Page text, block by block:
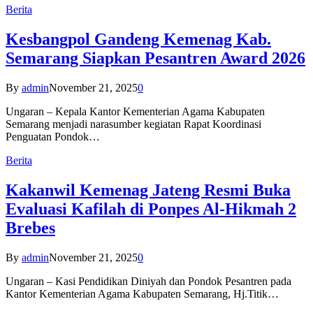
Berita
Kesbangpol Gandeng Kemenag Kab.
Semarang Siapkan Pesantren Award 2026
By adminNovember 21, 20250
Ungaran – Kepala Kantor Kementerian Agama Kabupaten
Semarang menjadi narasumber kegiatan Rapat Koordinasi
Penguatan Pondok…
Berita
Kakanwil Kemenag Jateng Resmi Buka
Evaluasi Kafilah di Ponpes Al-Hikmah 2
Brebes
By adminNovember 21, 20250
Ungaran – Kasi Pendidikan Diniyah dan Pondok Pesantren pada
Kantor Kementerian Agama Kabupaten Semarang, Hj.Titik…